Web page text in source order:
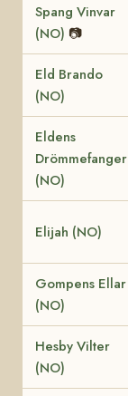
Spang Vinvar
(NO) 📷
Eld Brando
(NO)
Eldens
Drömmefanger
(NO)
Elijah (NO)
Gompens Ellar
(NO)
Hesby Vilter
(NO)